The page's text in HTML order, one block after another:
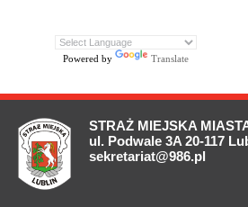
Powered by Translate
STRAŻ MIEJSKA
ul. Podwale 3A 20-117
sekretariat@986.pl